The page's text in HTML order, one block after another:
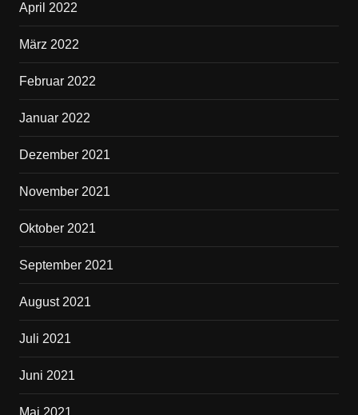
April 2022
März 2022
Februar 2022
Januar 2022
Dezember 2021
November 2021
Oktober 2021
September 2021
August 2021
Juli 2021
Juni 2021
Mai 2021